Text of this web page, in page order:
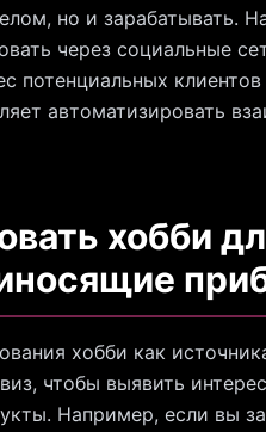
но и зарабатывать.
через социальные
потенциальных
автоматизировать
хобби
хобби как
чтобы выявить
Например, если вы